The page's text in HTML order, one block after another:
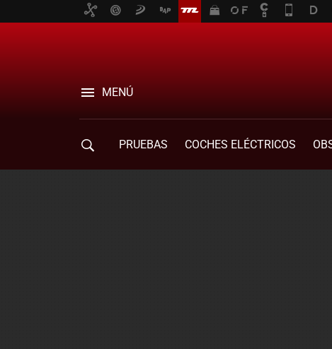
MENÚ
PRUEBAS COCHES ELÉCTRICOS